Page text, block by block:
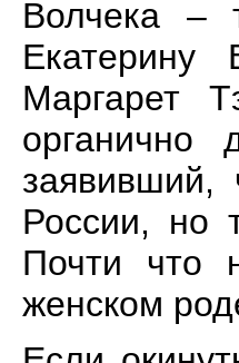
Волчека –
Маргарет
органично
заявивший,
России, но
Почти что
женском